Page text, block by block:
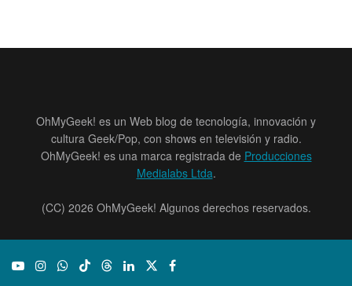
OhMyGeek! es un Web blog de tecnología, innovación y
cultura Geek/Pop, con shows en televisión y radio.
OhMyGeek! es una marca registrada de Producciones
Medialabs Ltda.
(CC) 2026 OhMyGeek! Algunos derechos reservados.